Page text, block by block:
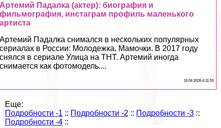
Артемий Падалка (актер): биография и
фильмография, инстаграм профиль маленького
артиста
Артемий Падалка снимался в нескольких популярных
сериалах в России: Молодежка, Мамочки. В 2017 году
снялся в сериале Улица на ТНТ. Артемий иногда
снимается как фотомодель....
18 06 2026 6:11:55
Еще:
Подробности -1 :: Подробности -2 :: Подробности -3 ::
Подробности -4 ::